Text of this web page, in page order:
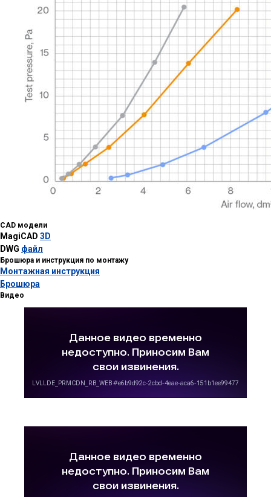
CAD модели
MagiCAD 3D
DWG файл
Брошюра и инструкция по монтажу
Монтажная инструкция
Брошюра
Видео